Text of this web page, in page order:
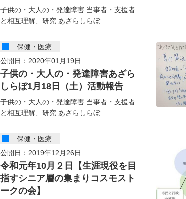
子供の・大人の・発達障害 当事者・支援者
と相互理解、研究 あざらしらぼ
保健・医療
公開日：2020年01月19日
子供の・大人の・発達障害あざら
しらぼ1月18日（土）活動報告
子供の・大人の・発達障害 当事者・支援者
と相互理解、研究 あざらしらぼ
保健・医療
公開日：2019年12月26日
令和元年10月２日【生涯現役を目
指すシニア層の集まりコスモスト
ークの会】